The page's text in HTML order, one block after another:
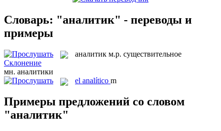
Словарь: "аналитик" - переводы и
примеры
аналитик м.р. существительное
Склонение
мн. аналитики
el analítico m
Примеры предложений со словом
"аналитик"